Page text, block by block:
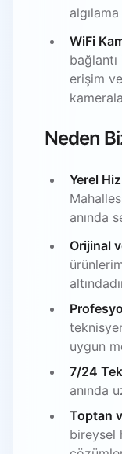
WiFi
erişim
Neden
Yerel
anında
Orijinal
uygun
7/24
anında
Toptan
bireysel